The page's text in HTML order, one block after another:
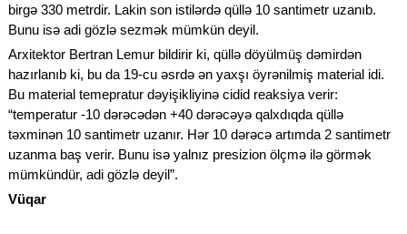
birgə 330 metrdir. Lakin son istilərdə qüllə 10 santimetr uzanıb.
Bunu isə adi gözlə sezmək mümkün deyil.
Arxitektor Bertran Lemur bildirir ki, qüllə döyülmüş dəmirdən
hazırlanıb ki, bu da 19-cu əsrdə ən yaxşı öyrənilmiş material idi.
Bu material temepratur dəyişikliyinə cidid reaksiya verir:
“temperatur -10 dərəcədən +40 dərəcəyə qalxdıqda qüllə
təxminən 10 santimetr uzanır. Hər 10 dərəcə artımda 2 santimetr
uzanma baş verir. Bunu isə yalnız presizion ölçmə ilə görmək
mümkündür, adi gözlə deyil”.
Vüqar